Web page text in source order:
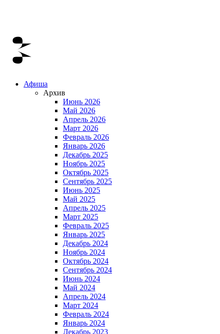
Афиша
Архив
Июнь 2026
Май 2026
Апрель 2026
Март 2026
Февраль 2026
Январь 2026
Декабрь 2025
Ноябрь 2025
Октябрь 2025
Сентябрь 2025
Июнь 2025
Май 2025
Апрель 2025
Март 2025
Февраль 2025
Январь 2025
Декабрь 2024
Ноябрь 2024
Октябрь 2024
Сентябрь 2024
Июнь 2024
Май 2024
Апрель 2024
Март 2024
Февраль 2024
Январь 2024
Декабрь 2023